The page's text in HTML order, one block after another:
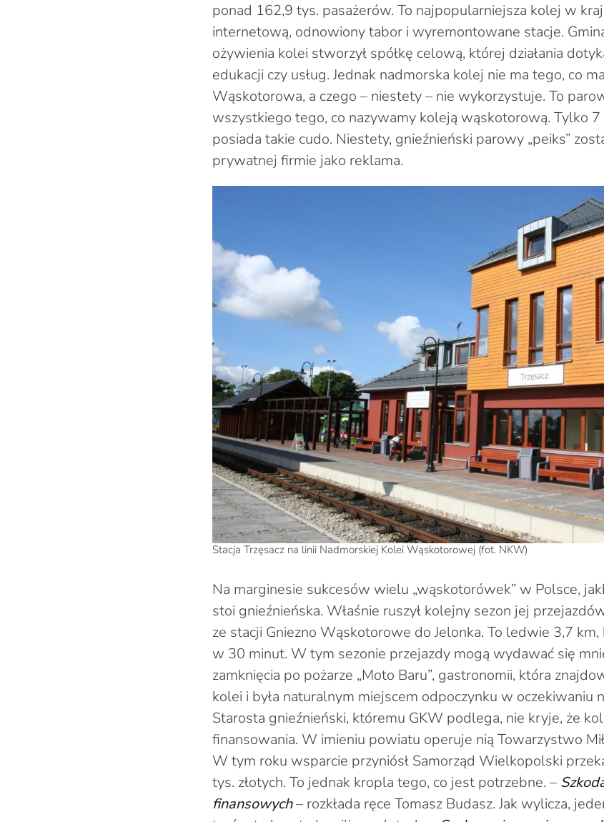
ponad 162,9 tys. pasażerów. To najpopularniejsza kolej w
internetową, odnowiony tabor i wyremontowane stacje.
ożywienia kolei stworzył spółkę celową, której działania
edukacji czy usług. Jednak nadmorska kolej nie ma tego, co
Wąskotorowa, a czego – niestety – nie wykorzystuje. To
wszystkiego tego, co nazywamy koleją wąskotorową. Tylko
posiada takie cudo. Niestety, gnieźnieński parowy „peiks”
prywatnej firmie jako reklama.
Stacja Trzęsacz na linii Nadmorskiej Kolei Wąskotorowej (fot. NKW)
Na marginesie sukcesów wielu „wąskotorówek” w Polsce,
stoi gnieźnieńska. Właśnie ruszył kolejny sezon jej
ze stacji Gniezno Wąskotorowe do Jelonka. To ledwie 3,7
w 30 minut. W tym sezonie przejazdy mogą wydawać się
zamknięcia po pożarze „Moto Baru”, gastronomii, która
kolei i była naturalnym miejscem odpoczynku w oczekiwaniu
Starosta gnieźnieński, któremu GKW podlega, nie kryje, że
finansowania. W imieniu powiatu operuje nią Towarzystwo
W tym roku wsparcie przyniósł Samorząd Wielkopolski
tys. złotych. To jednak kropla tego, co jest potrzebne. –
finansowych– rozkłada ręce Tomasz Budasz. Jak wylicza,